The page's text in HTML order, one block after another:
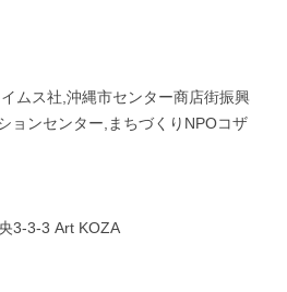
ムス社,沖縄市センター商店街振興
ョンセンター,まちづくりNPOコザ
3-3-3 Art KOZA